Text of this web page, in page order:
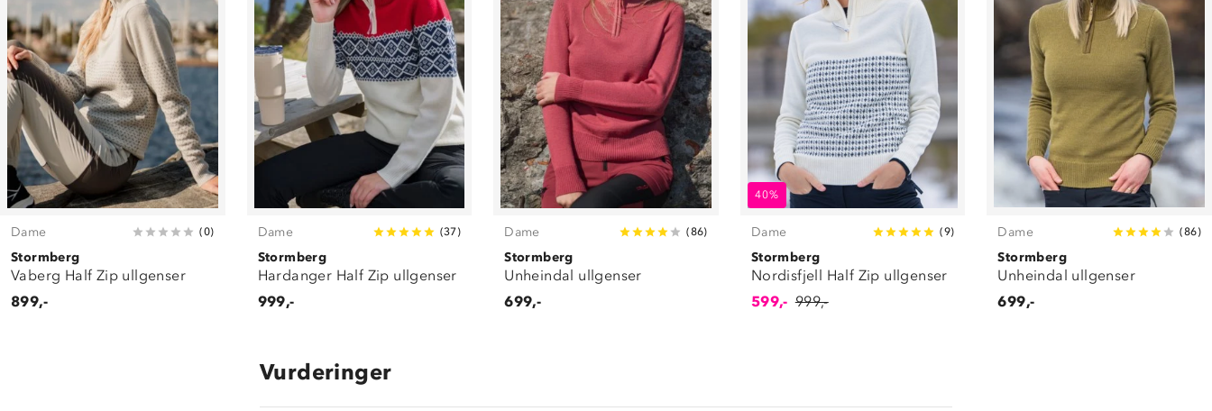
Dame (0)
Stormberg
Vaberg Half Zip ullgenser
899,-
Dame (37)
Stormberg
Hardanger Half Zip ullgenser
999,-
Dame (86)
Stormberg
Unheindal ullgenser
699,-
40%
Dame (9)
Stormberg
Nordisfjell Half Zip ullgenser
599,- 999,-
Dame (86)
Stormberg
Unheindal ullgenser
699,-
Vurderinger